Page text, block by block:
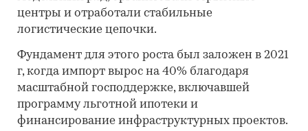
центры и отработали стабильные
логистические цепочки.
Фундамент для этого роста был заложен в 2021
г, когда импорт вырос на 40% благодаря
масштабной господдержке, включавшей
программу льготной ипотеки и
финансирование инфраструктурных проектов.